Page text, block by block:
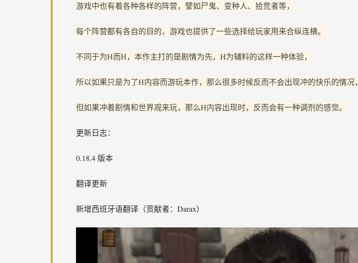
游戏中也有着各种各样的阵营，譬如尸鬼、变种人、拾荒者等，
每个阵营都有各自的目的，游戏也提供了一些选择给玩家用来合纵连横。
不同于为H而H，本作主打的是剧情为先，H为辅料的这样一种体验，
所以如果只是为了H内容而游玩本作，那么很多时候反而不会出现冲的快乐的情况，
但如果冲着剧情和世界观来玩，那么H内容出现时，反而会有一种调剂的感觉。
更新日志：
0.18.4 版本
翻译更新
新增西班牙语翻译（贡献者：Darax）